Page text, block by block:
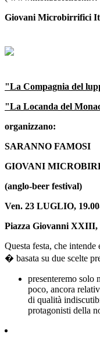
Giovani Microbirrifici
"La Compagnia del
"La Locanda del
organizzano:
SARANNO FAMOSI
GIOVANI
(anglo-beer festival)
Ven. 23 LUGLIO,
Piazza Giovanni XXIII,
Questa festa, che
� basata su due scelte
presenteremo
poco, ancora
di qualità
protagonisti della